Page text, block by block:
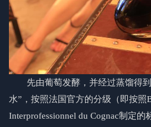
先由葡萄发酵，并经过蒸馏得
水”，按照法国官方的分级（即按照
Interprofessionnel du Cognac制定的